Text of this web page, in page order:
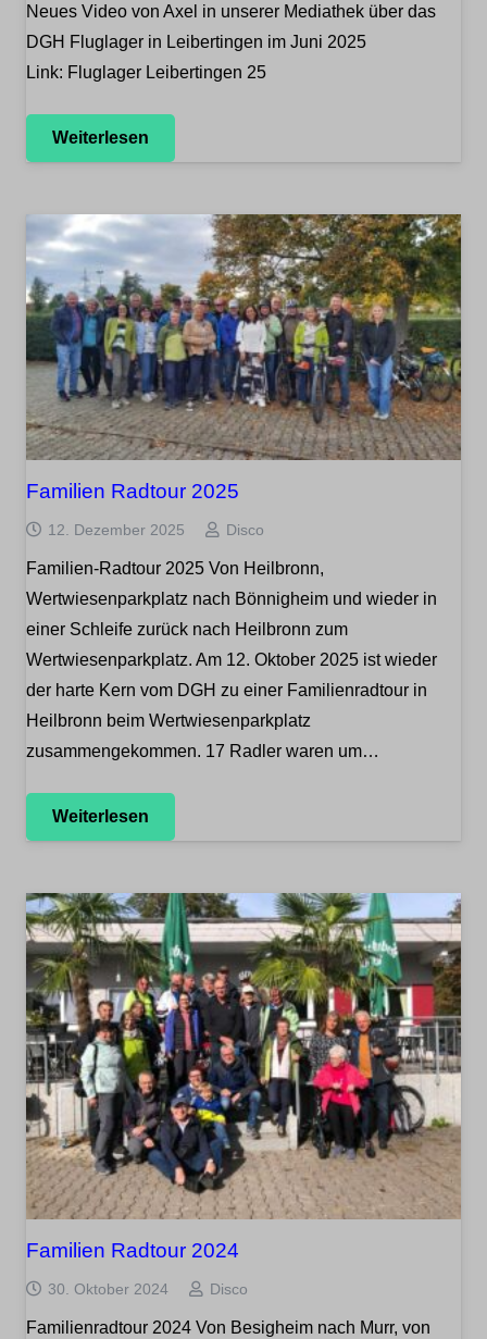
Neues Video von Axel in unserer Mediathek über das
DGH Fluglager in Leibertingen im Juni 2025
Link: Fluglager Leibertingen 25
Weiterlesen
Familien Radtour 2025
12. Dezember 2025 Disco
Familien-Radtour 2025 Von Heilbronn,
Wertwiesenparkplatz nach Bönnigheim und wieder in
einer Schleife zurück nach Heilbronn zum
Wertwiesenparkplatz. Am 12. Oktober 2025 ist wieder
der harte Kern vom DGH zu einer Familienradtour in
Heilbronn beim Wertwiesenparkplatz
zusammengekommen. 17 Radler waren um…
Weiterlesen
Familien Radtour 2024
30. Oktober 2024 Disco
Familienradtour 2024 Von Besigheim nach Murr, von